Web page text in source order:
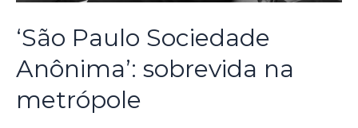
‘São Paulo Sociedade
Anônima’: sobrevida na
metrópole